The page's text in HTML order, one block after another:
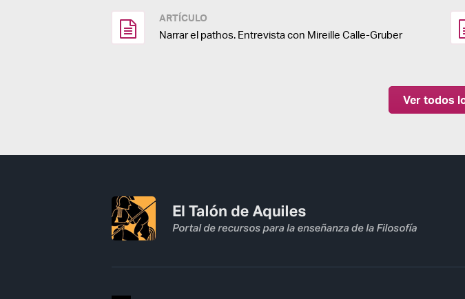
ARTÍCULO
Narrar el pathos. Entrevista con Mireille Calle-Gruber
Ver todos